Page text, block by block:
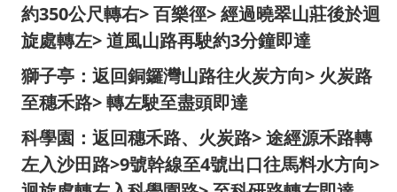
約350公尺轉右> 百樂徑> 經過曉翠山莊後於迴
旋處轉左> 道風山路再駛約3分鐘即達
獅子亭：返回銅鑼灣山路往火炭方向> 火炭路
至穗禾路> 轉左駛至盡頭即達
科學園：返回穗禾路、火炭路> 途經源禾路轉
左入沙田路>9號幹線至4號出口往馬料水方向>